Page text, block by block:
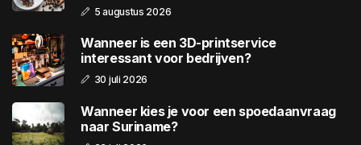
5 augustus 2026
Wanneer is een 3D-printservice
interessant voor bedrijven?
30 juli 2026
Wanneer kies je voor een spoedaanvraag
naar Suriname?